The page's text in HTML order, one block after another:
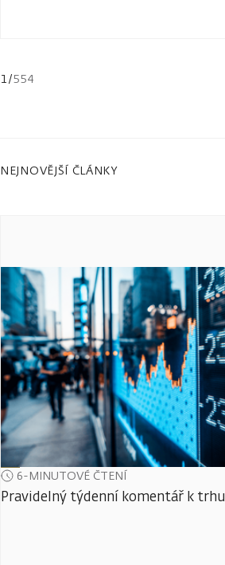
1/554
NEJNOVĚJŠÍ ČLÁNKY
6-MINUTOVÉ ČTENÍ
Pravidelný týdenní komentář k trhu